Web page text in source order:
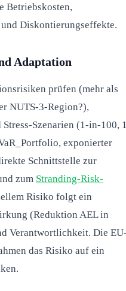
Betriebskosten,
Diskontierungseffekte.
Adaptation
prüfen (mehr als
NUTS-3-Region?),
Szenarien (1-in-100,
exponierter
Schnittstelle zur
zum Stranding-Risk-
Risiko folgt ein
(Reduktion AEL in
Verantwortlichkeit. Die
das Risiko auf ein